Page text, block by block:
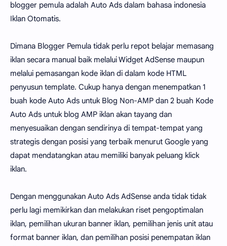
blogger pemula adalah Auto Ads dalam bahasa indonesia
Iklan Otomatis.
Dimana Blogger Pemula tidak perlu repot belajar memasang
iklan secara manual baik melalui Widget AdSense maupun
melalui pemasangan kode iklan di dalam kode HTML
penyusun template. Cukup hanya dengan menempatkan 1
buah kode Auto Ads untuk Blog Non-AMP dan 2 buah Kode
Auto Ads untuk blog AMP iklan akan tayang dan
menyesuaikan dengan sendirinya di tempat-tempat yang
strategis dengan posisi yang terbaik menurut Google yang
dapat mendatangkan atau memiliki banyak peluang klick
iklan.
Dengan menggunakan Auto Ads AdSense anda tidak tidak
perlu lagi memikirkan dan melakukan riset pengoptimalan
iklan, pemilihan ukuran banner iklan, pemilihan jenis unit atau
format banner iklan, dan pemilihan posisi penempatan iklan